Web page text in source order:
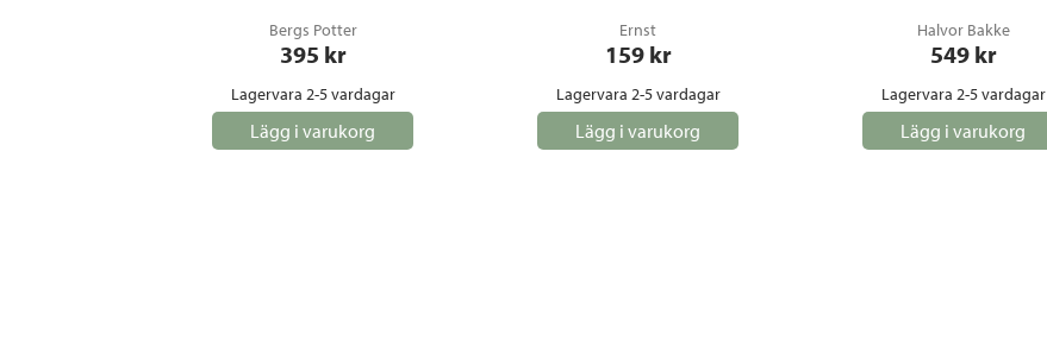
Bergs Potter
395 kr
Lagervara 2-5 vardagar
Lägg i varukorg
Ernst
159 kr
Lagervara 2-5 vardagar
Lägg i varukorg
Halvor Bakke
549 kr
Lagervara 2-5 vardagar
Lägg i varukorg